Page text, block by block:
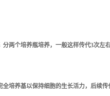
两个培养瓶培养，一般这样传代3次左
培养基以保持细胞的生长活力，后续